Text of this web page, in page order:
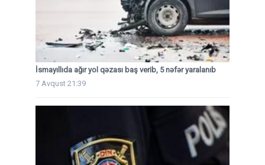
İsmayıllıda ağır yol qəzası baş verib, 5 nəfər yaralanıb
7 Avqust 21:39